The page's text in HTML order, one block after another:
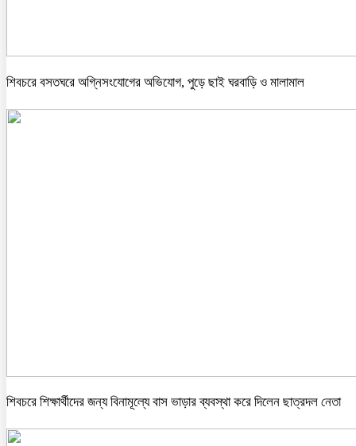
শিবচরে বসতঘরে অগ্নিসংযোগের অভিযোগ, পুড়ে ছাই ঘরবাড়ি ও মালামাল
শিবচরে শিক্ষার্থীদের জন্য বিনামূল্যে বাস ভাড়ার ব্যবস্থা করে দিলেন ছাত্রদল নেতা